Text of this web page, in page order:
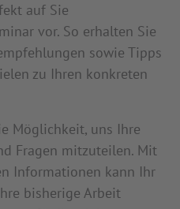
auf Sie
vor. So erhalten Sie
sowie Tipps
zu Ihren konkreten
Möglichkeit, uns Ihre
Fragen mitzuteilen. Mit
Informationen kann Ihr
bisherige Arbeit